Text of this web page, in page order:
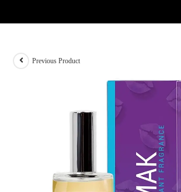
Previous Product